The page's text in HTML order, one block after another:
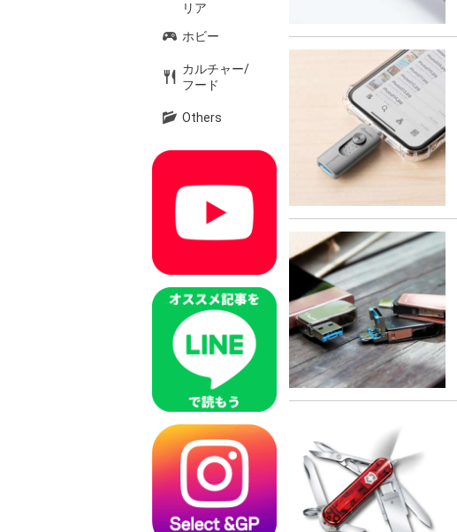
リア
ホビー
カルチャー/
フード
Others